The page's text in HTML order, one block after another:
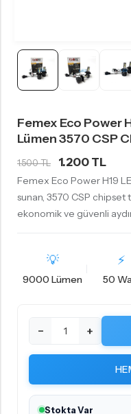
Femex Eco Power
Lümen 3570 CSP
1.500 TL 1.200 TL
Femex Eco Power H19
sunan, 3570 CSP chipset
ekonomik ve güvenli
💡
9000 Lümen
⚡
50
− +
Stokta Var